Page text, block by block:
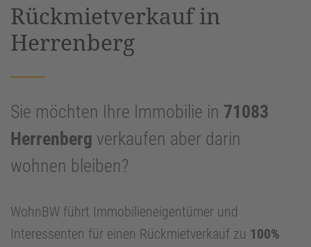
Rückmietverkauf in
Herrenberg
Sie möchten Ihre Immobilie in 71083
Herrenberg verkaufen aber darin
wohnen bleiben?
WohnBW führt Immobilieneigentümer und
Interessenten für einen Rückmietverkauf zu 100%